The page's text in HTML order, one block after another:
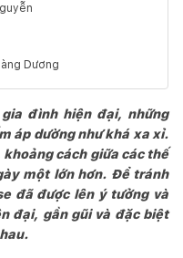
Dương
đình hiện đại, những
áp dường như khá xa xỉ.
cách giữa các thế
một lớn hơn. Để tránh
đã được lên ý tưởng và
đại, gần gũi và đặc biệt